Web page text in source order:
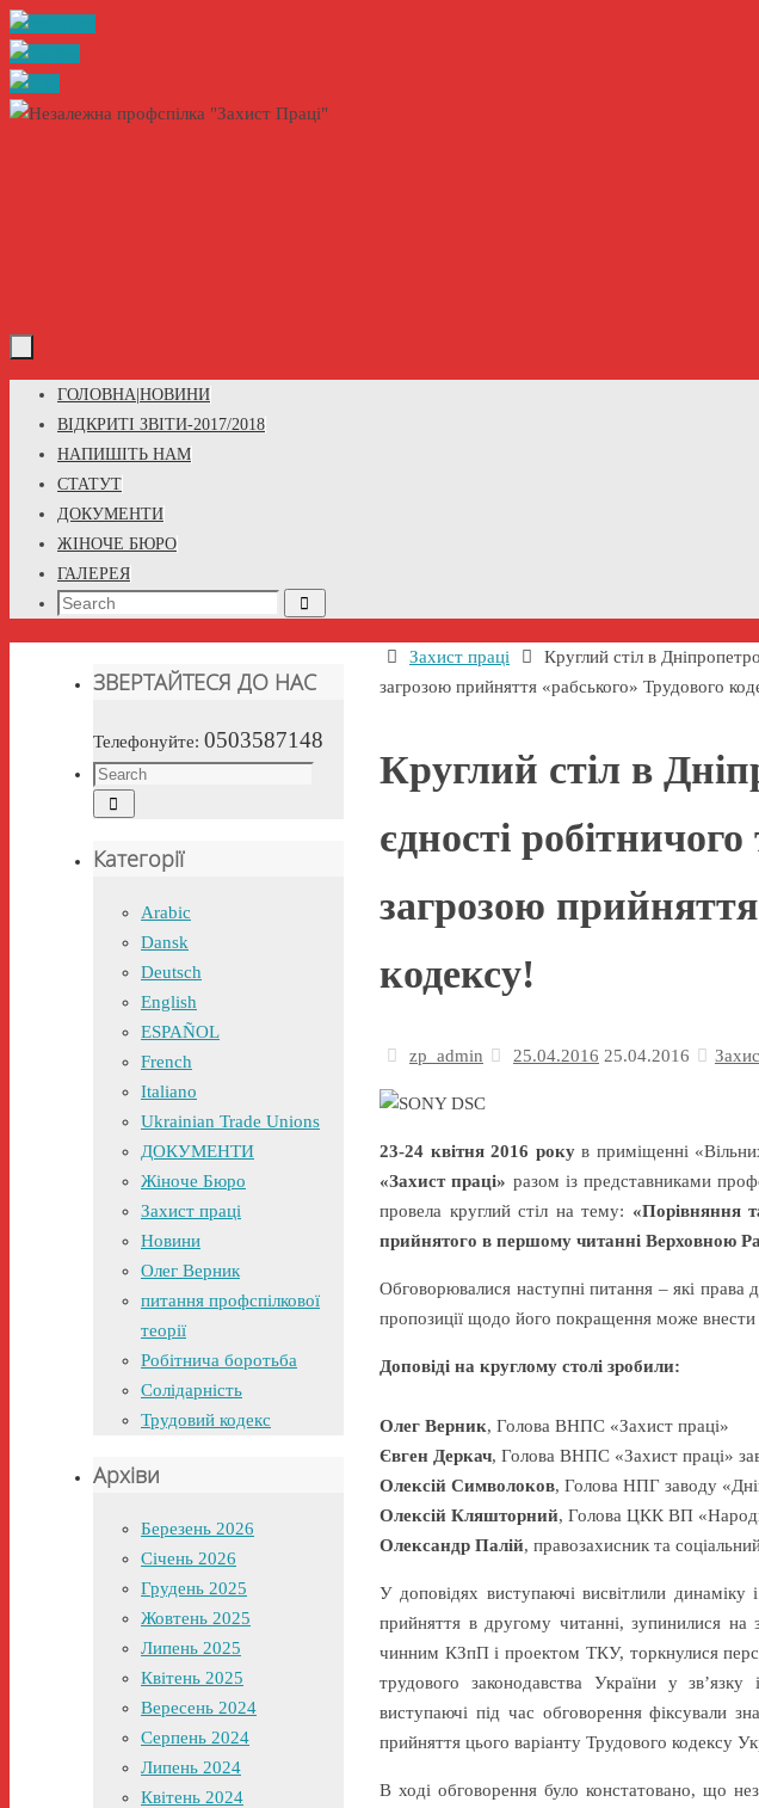
Skip
to
content
Skip
content
ГОЛОВНА|НОВИНИ
ВІДКРИТІ ЗВІТИ-2017/2018
НАПИШІТЬ НАМ
СТАТУТ
ДОКУМЕНТИ
ЖІНОЧЕ БЮРО
ГАЛЕРЕЯ
Search
Search
HomeЗахист праці
Круглий стіл в
загрозою прийняття «рабського» Трудового
Круглий стіл в
єдності
загрозою
кодексу!
zp_admin 25.04.2016 25.04.2016
23-24 квітня 2016 рокув приміщенні
«Захист праці» разом із представниками
провела круглий стіл на тему: «Порівняння
прийнятого в першому читанні Верховною
Обговорювалися наступні питання – які
пропозиції щодо його покращення може
Доповіді на круглому столі зробили:
Олег Верник, Голова ВНПС «Захист праці»
Євген Деркач, Голова ВНПС «Захист праці»
Олексій Символоков, Голова НПГ заводу
Олексій Кляшторний, Голова ЦКК ВП
Олександр Палій, правозахисник та
У доповідях виступаючі висвітлили
прийняття в другому читанні, зупинилися на
чинним КЗпП і проектом ТКУ, торкнулися
трудового законодавства України у
виступаючі під час обговорення фіксували
прийняття цього варіанту Трудового кодексу
В ході обговорення було констатовано, що
ЗВЕРТАЙТЕСЯ ДО НАС
Телефонуйте: 0503587148
Search
for:Search
Категорії
Arabic
Dansk
Deutsch
English
ESPAÑOL
French
Italiano
Ukrainian Trade Unions
ДОКУМЕНТИ
Жіноче Бюро
Захист праці
Новини
Олег Верник
питання профспілкової
теорії
Робітнича боротьба
Солідарність
Трудовий кодекс
Архіви
Березень 2026
Січень 2026
Грудень 2025
Жовтень 2025
Липень 2025
Квітень 2025
Вересень 2024
Серпень 2024
Липень 2024
Квітень 2024